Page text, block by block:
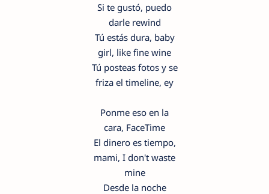
Si te gustó, puedo
darle rewind
Tú estás dura, baby
girl, like fine wine
Tú posteas fotos y se
friza el timeline, ey
Ponme eso en la
cara, FaceTime
El dinero es tiempo,
mami, I don't waste
mine
Desde la noche